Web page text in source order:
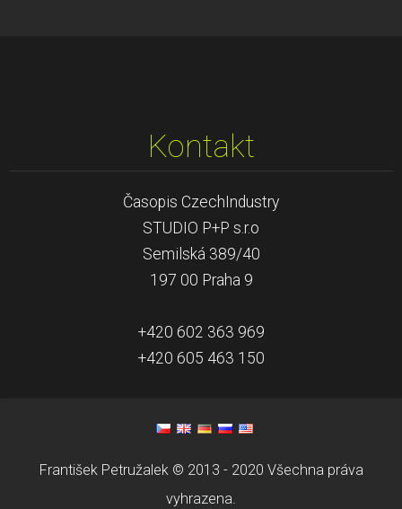
Kontakt
Časopis CzechIndustry
STUDIO P+P s.r.o
Semilská 389/40
197 00 Praha 9
+420 602 363 969
+420 605 463 150
František Petružalek © 2013 - 2020 Všechna práva
vyhrazena.